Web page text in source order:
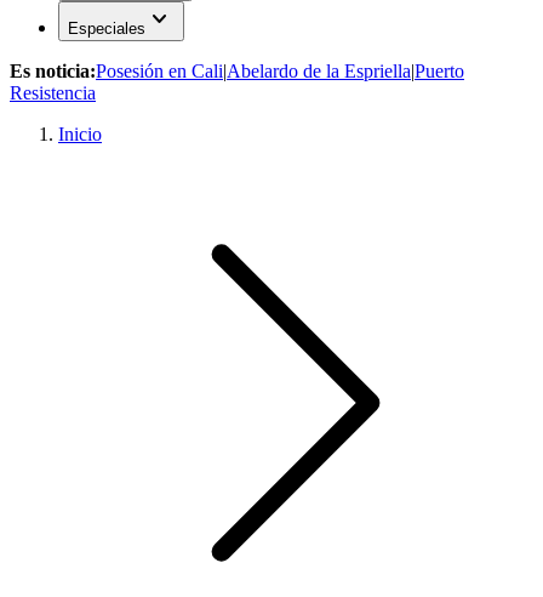
Especiales expand_more
Es noticia:Posesión en Cali|Abelardo de la Espriella|Puerto
Resistencia
Inicio